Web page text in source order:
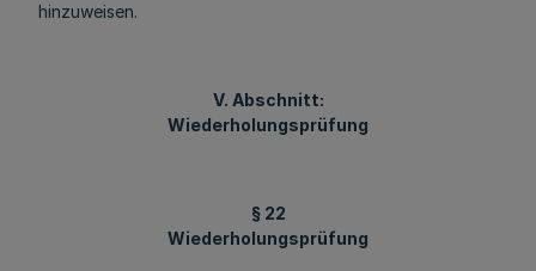
hinzuweisen.
V. Abschnitt:
Wiederholungsprüfung
§ 22
Wiederholungsprüfung